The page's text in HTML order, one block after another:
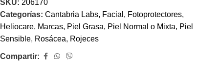
SKU: 206170
Categorías: Cantabria Labs, Facial , Fotoprotectores,
Heliocare, Marcas, Piel Grasa, Piel Normal o Mixta, Piel
Sensible, Rosácea, Rojeces
Compartir: